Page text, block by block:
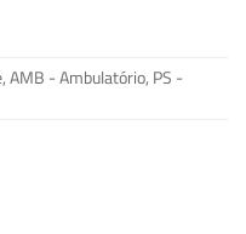
AMB - Ambulatório, PS -